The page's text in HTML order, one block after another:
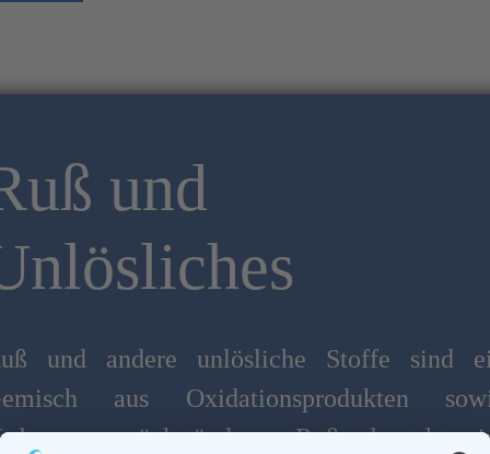
und
und andere unlӧsliche Stoffe sind
aus Oxidationsprodukten
Ruß besteht